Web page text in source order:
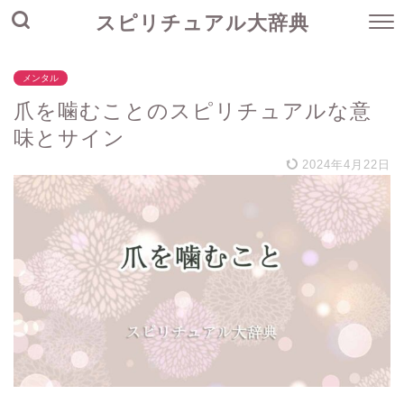
スピリチュアル大辞典
メンタル
爪を噛むことのスピリチュアルな意
味とサイン
2024年4月22日